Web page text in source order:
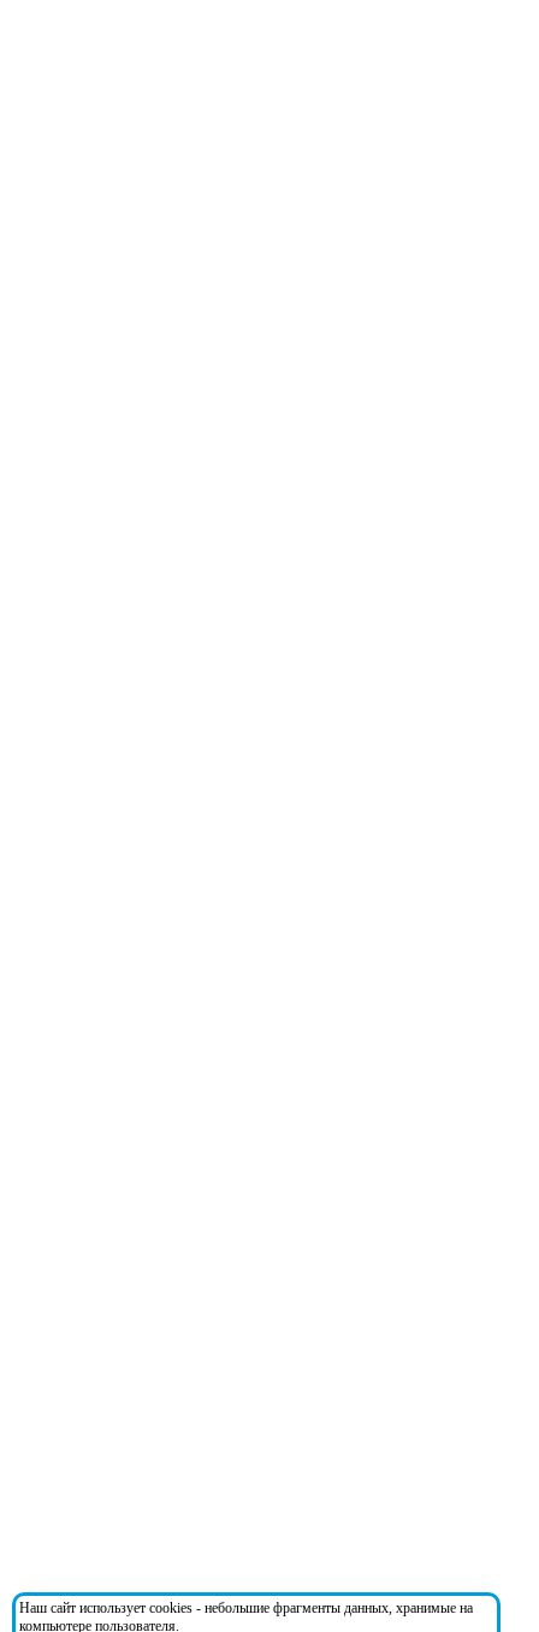
Наш сайт использует cookies - небольшие фрагменты данных, хранимые на
компьютере пользователя.